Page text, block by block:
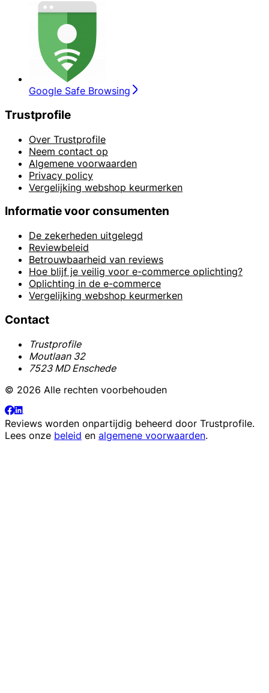
Google Safe Browsing
Trustprofile
Over Trustprofile
Neem contact op
Algemene voorwaarden
Privacy policy
Vergelijking webshop keurmerken
Informatie voor consumenten
De zekerheden uitgelegd
Reviewbeleid
Betrouwbaarheid van reviews
Hoe blijf je veilig voor e-commerce oplichting?
Oplichting in de e-commerce
Vergelijking webshop keurmerken
Contact
Trustprofile
Moutlaan 32
7523 MD Enschede
© 2026 Alle rechten voorbehouden
Reviews worden onpartijdig beheerd door Trustprofile.
Lees onze beleid en algemene voorwaarden.